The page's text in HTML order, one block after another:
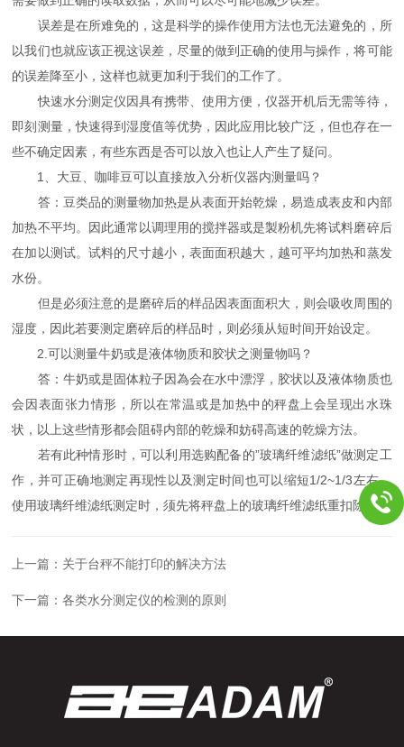
误差是在所难免的，这是科学的操作使用方法也无法避免的，所
以我们也就应该正视这误差，尽量的做到正确的使用与操作，将可能
的误差降至小，这样也就更加利于我们的工作了。
快速水分测定仪因具有携带、使用方便，仪器开机后无需等待，
即刻测量，快速得到湿度值等优势，因此应用比较广泛，但也存在一
些不确定因素，有些东西是否可以放入也让人产生了疑问。
1、大豆、咖啡豆可以直接放入分析仪器内测量吗？
答：豆类品的测量物加热是从表面开始乾燥，易造成表皮和内部
加热不平均。因此通常以调理用的搅拌器或是製粉机先将试料磨碎后
在加以测试。试料的尺寸越小，表面面积越大，越可平均加热和蒸发
水份。
但是必须注意的是磨碎后的样品因表面面积大，则会吸收周围的
湿度，因此若要测定磨碎后的样品时，则必须从短时间开始设定。
2.可以测量牛奶或是液体物质和胶状之测量物吗？
答：牛奶或是固体粒子因為会在水中漂浮，胶状以及液体物质也
会因表面张力情形，所以在常温或是加热中的秤盘上会呈现出水珠
状，以上这些情形都会阻碍内部的乾燥和妨碍高速的乾燥方法。
若有此种情形时，可以利用选购配备的”玻璃纤维滤纸”做测定工
作，并可正确地测定再现性以及测定时间也可以缩短1/2~1/3左右。
使用玻璃纤维滤纸测定时，须先将秤盘上的玻璃纤维滤纸重扣除。
上一篇： 关于台秤不能打印的解决方法
下一篇：各类水分测定仪的检测的原则